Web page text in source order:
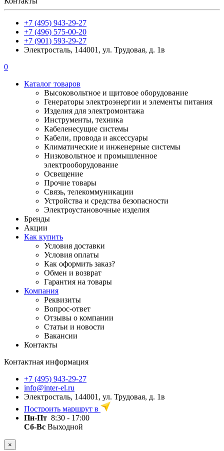
+7 (495) 943-29-27
+7 (496) 575-00-20
+7 (901) 593-29-27
Электросталь, 144001, ул. Трудовая, д. 1в
0
Каталог товаров
Высоковольтное и щитовое оборудование
Генераторы электроэнергии и элементы питания
Изделия для электромонтажа
Инструменты, техника
Кабеленесущие системы
Кабели, провода и аксессуары
Климатические и инженерные системы
Низковольтное и промышленное
электрооборудование
Освещение
Прочие товары
Связь, телекоммуникации
Устройства и средства безопасности
Электроустановочные изделия
Бренды
Акции
Как купить
Условия доставки
Условия оплаты
Как оформить заказ?
Обмен и возврат
Гарантия на товары
Компания
Реквизиты
Вопрос-ответ
Отзывы о компании
Статьи и новости
Вакансии
Контакты
Контактная информация
+7 (495) 943-29-27
info@inter-el.ru
Электросталь, 144001, ул. Трудовая, д. 1в
Построить маршрут в
Пн-Пт 8:30 - 17:00
Сб-Вс Выходной
×